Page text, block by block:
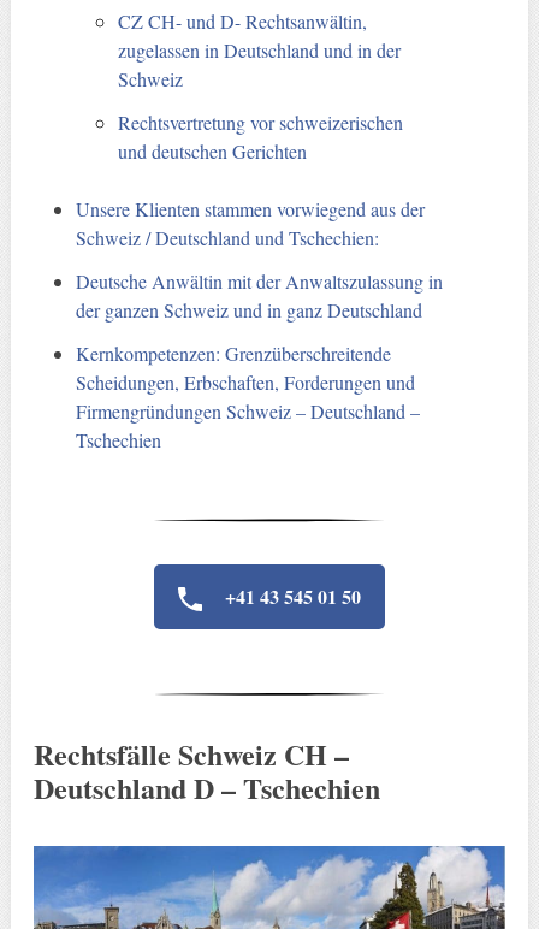
CZ CH- und D- Rechtsanwältin,
zugelassen in Deutschland und in der
Schweiz
Rechtsvertretung vor schweizerischen
und deutschen Gerichten
Unsere Klienten stammen vorwiegend aus der
Schweiz / Deutschland und Tschechien:
Deutsche Anwältin mit der Anwaltszulassung in
der ganzen Schweiz und in ganz Deutschland
Kernkompetenzen: Grenzüberschreitende
Scheidungen, Erbschaften, Forderungen und
Firmengründungen Schweiz – Deutschland –
Tschechien
+41 43 545 01 50
Rechtsfälle Schweiz CH –
Deutschland D – Tschechien